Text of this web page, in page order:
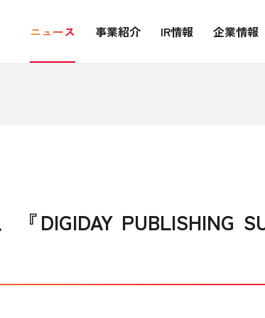
ニュース 事業紹介 IR情報 企業情報
PUBLISHING